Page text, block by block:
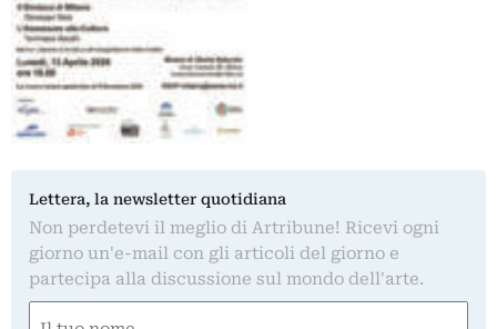
Lettera, la newsletter quotidiana
Non perdetevi il meglio di Artribune! Ricevi ogni
giorno un'e-mail con gli articoli del giorno e
partecipa alla discussione sul mondo dell'arte.